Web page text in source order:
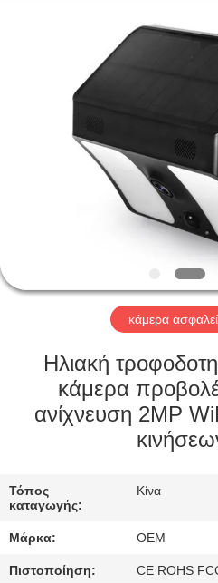
ΠΡΟΪΌΝΤΑ
ΕΚΠΟΜΠΉ
VR
ΣΧΕΤΙΚΆ
ΕΜΆΣ
ΣΤΟ
ΕΡΓΟΣΤΆΣΙΟ
κάμερα
Ηλιακή
κάμερα
ανίχνευση 2MP
Τόπος
καταγωγής:
Κίνα
Μάρκα: OEM
Πιστοποίηση: CE ROHS